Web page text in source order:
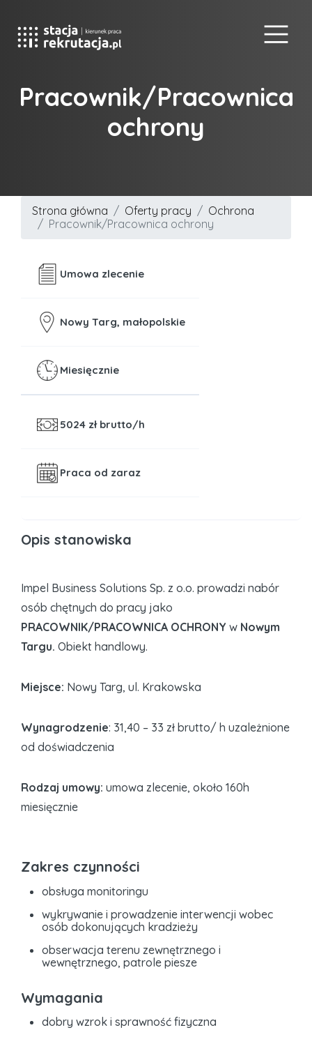
Pracownik/Pracownica
ochrony
Strona główna Oferty pracy
Ochrona
Pracownik/Pracownica ochrony
Umowa zlecenie
Nowy Targ, małopolskie
Miesięcznie
5024 zł brutto/h
Praca od zaraz
Opis stanowiska
Impel Business Solutions Sp. z o.o. prowadzi nabór
osób chętnych do pracy jako
PRACOWNIK/PRACOWNICA OCHRONY w Nowym
Targu. Obiekt handlowy.
Miejsce: Nowy Targ, ul. Krakowska
Wynagrodzenie: 31,40 – 33 zł brutto/ h uzależnione
od doświadczenia
Rodzaj umowy: umowa zlecenie, około 160h
miesięcznie
Zakres czynności
obsługa monitoringu
wykrywanie i prowadzenie interwencji wobec
osób dokonujących kradzieży
obserwacja terenu zewnętrznego i
wewnętrznego, patrole piesze
Wymagania
dobry wzrok i sprawność fizyczna